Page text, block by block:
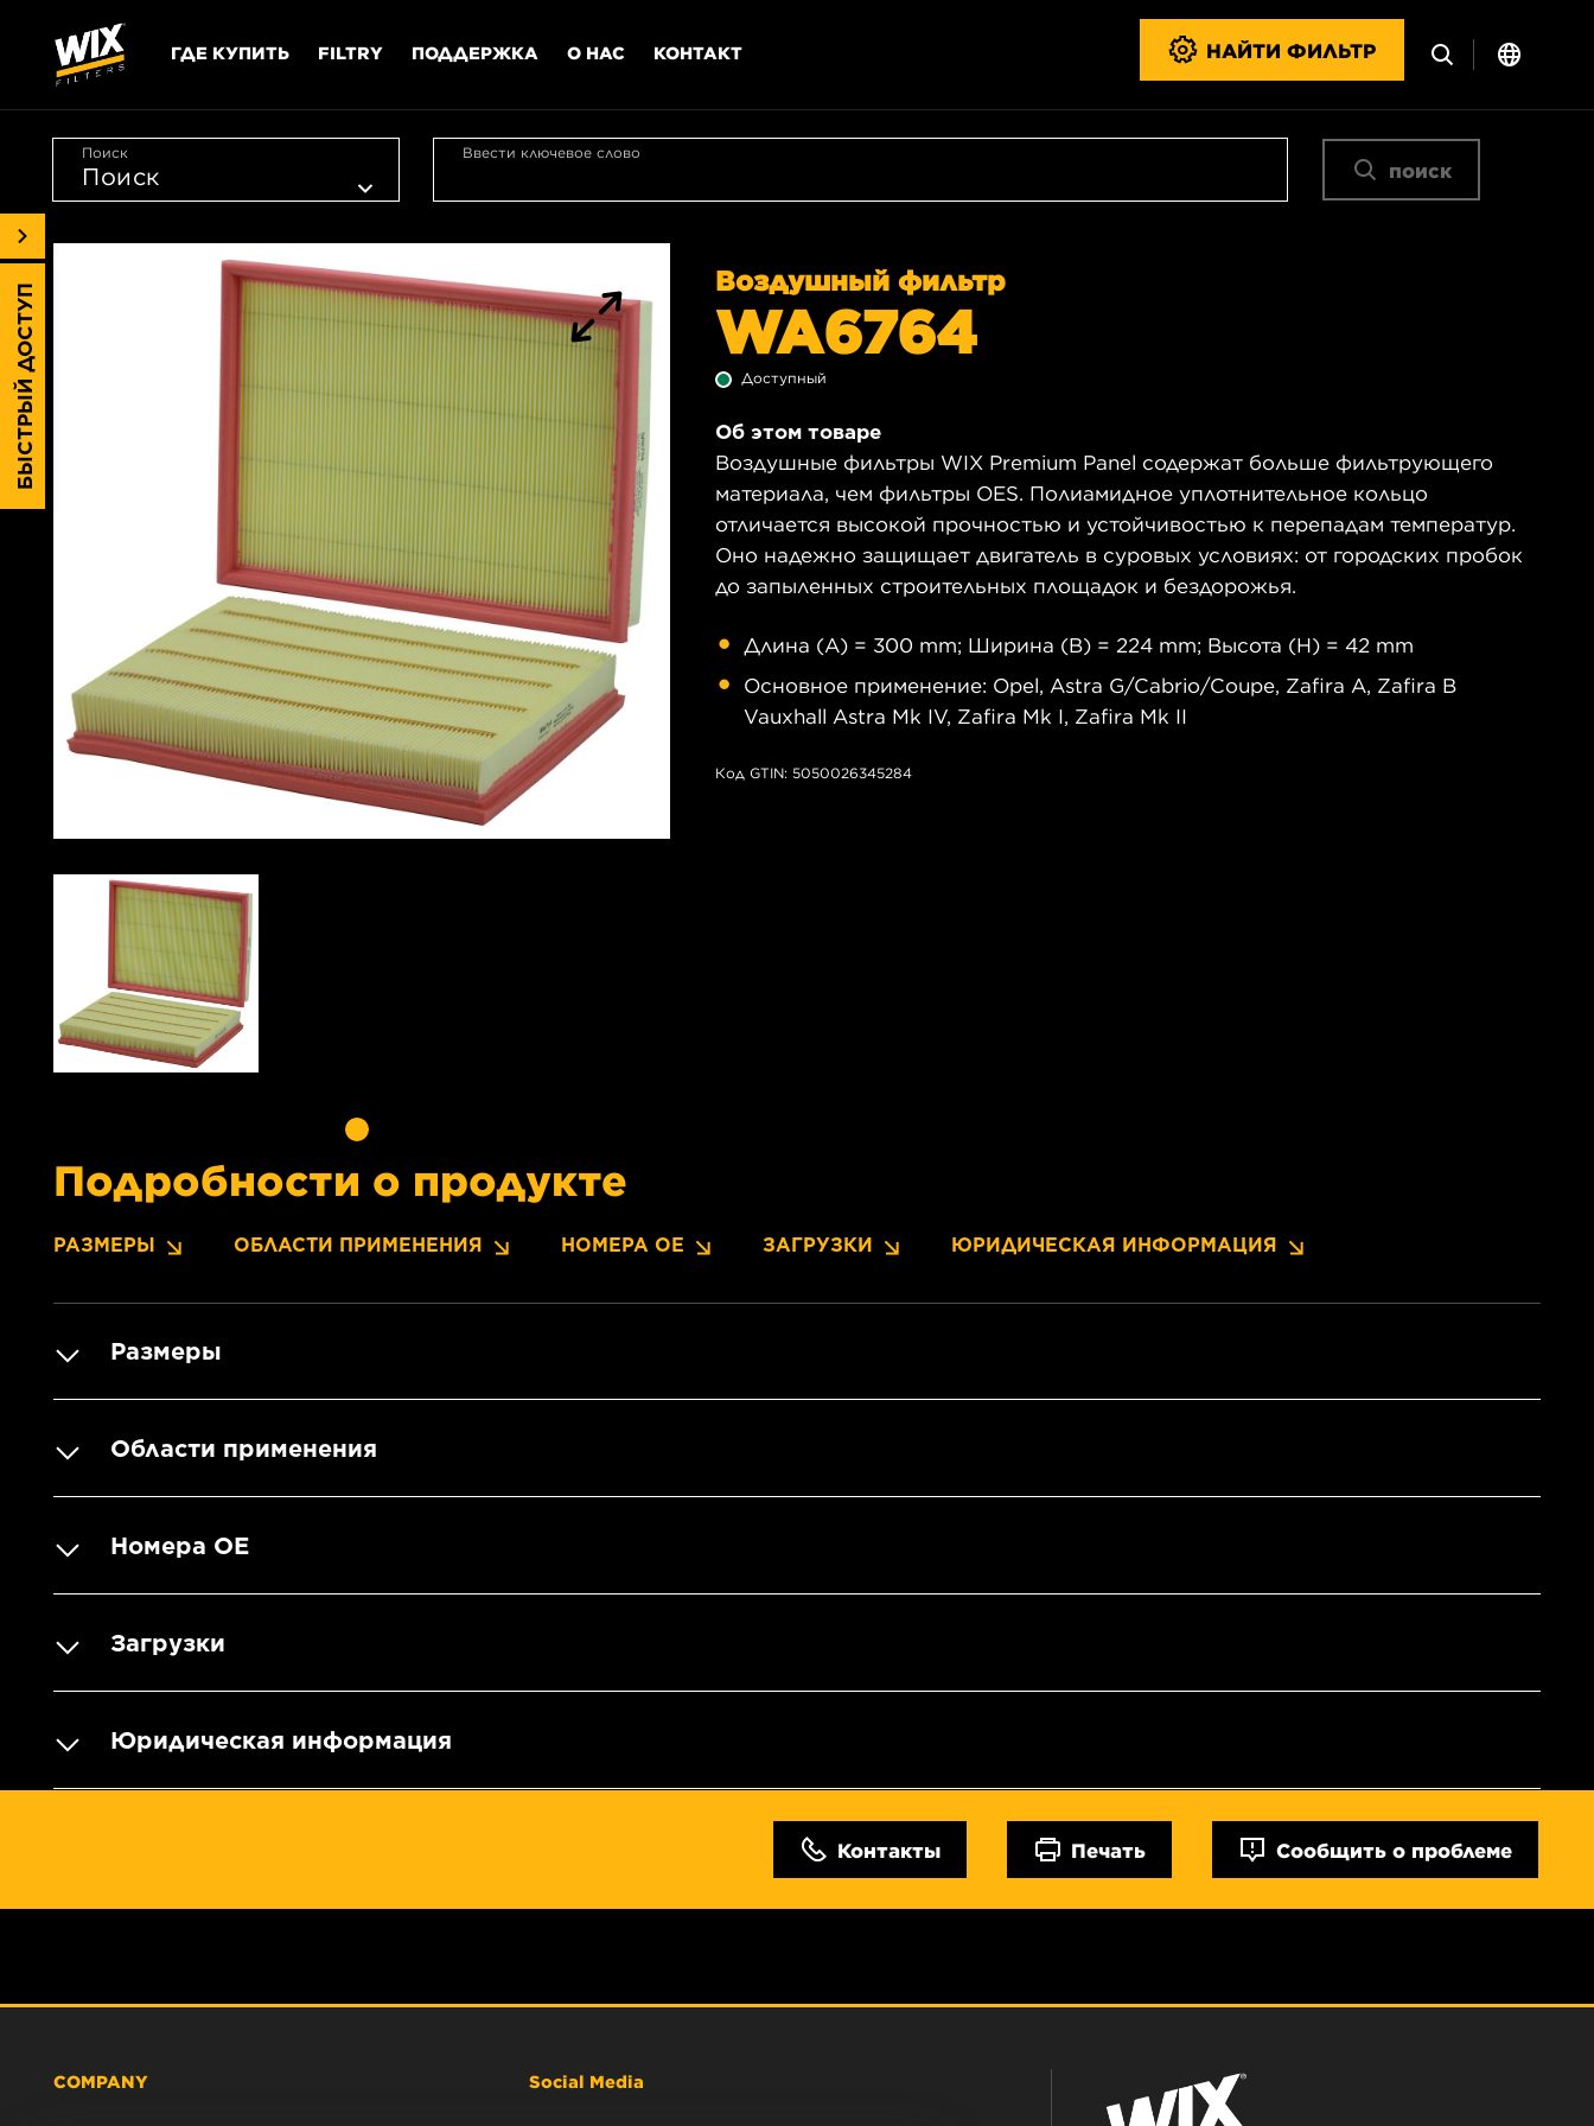
ГДЕ КУПИТЬ FILTRY ПОДДЕРЖКА О НАС КОНТАКТ НАЙТИ ФИЛЬТР
Поиск Ввести ключевое слово
поиск
Воздушный фильтр
WA6764
Доступный
Об этом товаре
Воздушные фильтры WIX Premium Panel содержат больше фильтрующего
материала, чем фильтры OES. Полиамидное уплотнительное кольцо
отличается высокой прочностью и устойчивостью к перепадам температур.
Оно надежно защищает двигатель в суровых условиях: от городских пробок
до запыленных строительных площадок и бездорожья.
Длина (A) = 300 mm; Ширина (B) = 224 mm; Высота (H) = 42 mm
Основное применение: Opel, Astra G/Cabrio/Coupe, Zafira A, Zafira B
Vauxhall Astra Mk IV, Zafira Mk I, Zafira Mk II
Код GTIN: 5050026345284
Подробности о продукте
РАЗМЕРЫ ОБЛАСТИ ПРИМЕНЕНИЯ НОМЕРА OE ЗАГРУЗКИ ЮРИДИЧЕСКАЯ ИНФОРМАЦИЯ
Размеры
Области применения
Номера OE
Загрузки
Юридическая информация
Контакты Печать Сообщить о проблеме
БЫСТРЫЙ ДОСТУП
COMPANY Social Media